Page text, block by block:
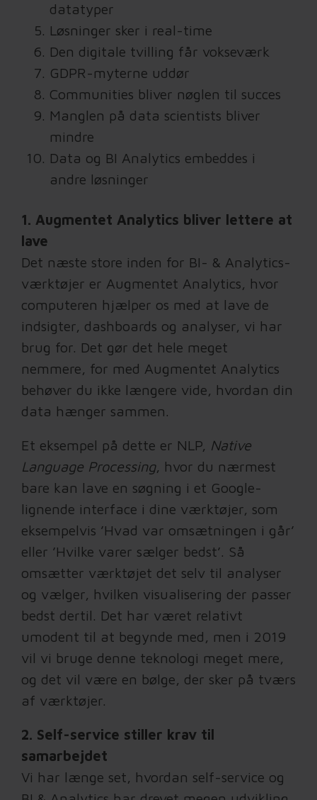
datatyper
Løsninger sker i real-time
Den digitale tvilling får vokseværk
GDPR-myterne uddør
Communities bliver nøglen til succes
Manglen på data scientists bliver
mindre
Data og BI Analytics embeddes i
andre løsninger
1. Augmentet Analytics bliver lettere at
lave
Det næste store inden for BI- & Analytics-
værktøjer er Augmentet Analytics, hvor
computeren hjælper os med at lave de
indsigter, dashboards og analyser, vi har
brug for. Det gør det hele meget
nemmere, for med Augmentet Analytics
behøver du ikke længere vide, hvordan din
data hænger sammen.
Et eksempel på dette er NLP, Native
Language Processing, hvor du nærmest
bare kan lave en søgning i et Google-
lignende interface i dine værktøjer, som
eksempelvis ’Hvad var omsætningen i går’
eller ’Hvilke varer sælger bedst’. Så
omsætter værktøjet det selv til analyser
og vælger, hvilken visualisering der passer
bedst dertil. Det har været relativt
umodent til at begynde med, men i 2019
vil vi bruge denne teknologi meget mere,
og det vil være en bølge, der sker på tværs
af værktøjer.
2. Self-service stiller krav til
samarbejdet
Vi har længe set, hvordan self-service og